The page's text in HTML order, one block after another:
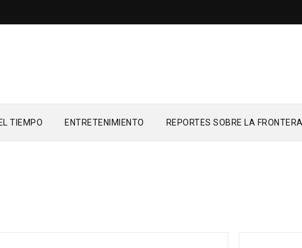
EL TIEMPO ENTRETENIMIENTO REPORTES SOBRE LA FRONTERA